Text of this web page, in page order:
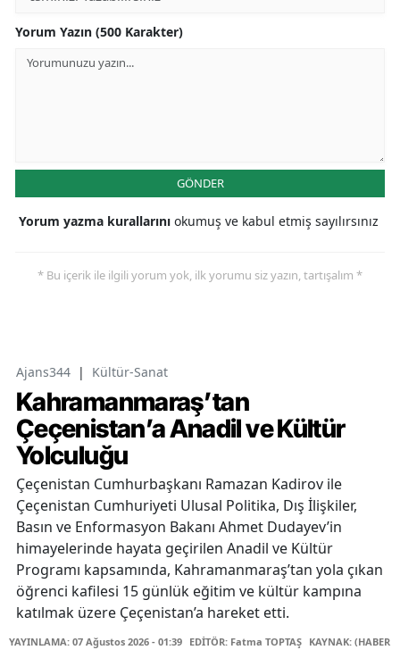
Yorum Yazın (500 Karakter)
GÖNDER
Yorum yazma kurallarını okumuş ve kabul etmiş sayılırsınız
* Bu içerik ile ilgili yorum yok, ilk yorumu siz yazın, tartışalım *
Ajans344 | Kültür-Sanat
Kahramanmaraş’tan
Çeçenistan’a Anadil ve Kültür
Yolculuğu
Çeçenistan Cumhurbaşkanı Ramazan Kadirov ile
Çeçenistan Cumhuriyeti Ulusal Politika, Dış İlişkiler,
Basın ve Enformasyon Bakanı Ahmet Dudayev’in
himayelerinde hayata geçirilen Anadil ve Kültür
Programı kapsamında, Kahramanmaraş’tan yola çıkan
öğrenci kafilesi 15 günlük eğitim ve kültür kampına
katılmak üzere Çeçenistan’a hareket etti.
YAYINLAMA: 07 Ağustos 2026 - 01:39 EDİTÖR: Fatma TOPTAŞ KAYNAK: (HABER